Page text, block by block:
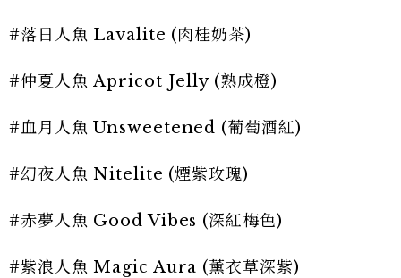
#落日人魚 Lavalite (肉桂奶茶)
#仲夏人魚 Apricot Jelly (熟成橙)
#血月人魚 Unsweetened (葡萄酒紅)
#幻夜人魚 Nitelite (煙紫玫瑰)
#赤夢人魚 Good Vibes (深紅梅色)
#紫浪人魚 Magic Aura (薰衣草深紫)